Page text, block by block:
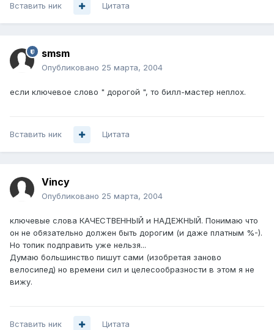
Вставить ник Цитата
smsm
Опубликовано 25 марта, 2004
если ключевое слово " дорогой ", то билл-мастер неплох.
Вставить ник Цитата
Vincy
Опубликовано 25 марта, 2004
ключевые слова КАЧЕСТВЕННЫЙ и НАДЕЖНЫЙ. Понимаю что
он не обязательно должен быть дорогим (и даже платным %-).
Но топик подправить уже нельзя...
Думаю большинство пишут сами (изобретая заново
велосипед) но времени сил и целесообразности в этом я не
вижу.
Вставить ник Цитата